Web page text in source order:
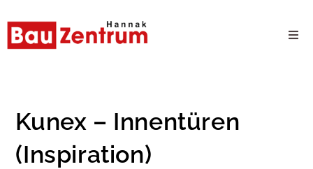
B2B Kundenportal
Kunex – Innentüren
(Inspiration)